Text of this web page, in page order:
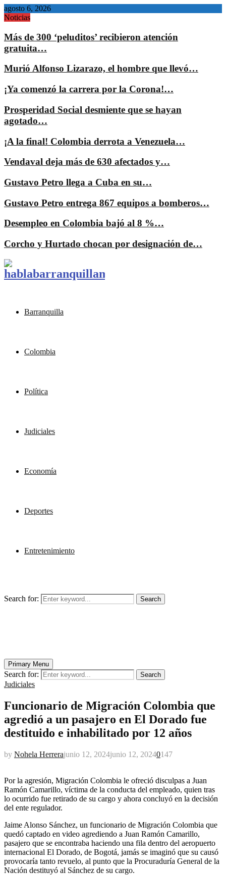
agosto 6, 2026
Noticias
Más de 300 ‘peluditos’ recibieron atención
gratuita…
Murió Alfonso Lizarazo, el hombre que llevó…
¡Ya comenzó la carrera por la Corona!…
Prosperidad Social desmiente que se hayan
agotado…
¡A la final! Colombia derrota a Venezuela…
Vendaval deja más de 630 afectados y…
Gustavo Petro llega a Cuba en su…
Gustavo Petro entrega 867 equipos a bomberos…
Desempleo en Colombia bajó al 8 %…
Corcho y Hurtado chocan por designación de…
Barranquilla
Colombia
Política
Judiciales
Economía
Deportes
Entretenimiento
Search for: Search
Primary Menu
Search for: Search
Judiciales
Funcionario de Migración Colombia que
agredió a un pasajero en El Dorado fue
destituido e inhabilitado por 12 años
by Nohela Herrerajunio 12, 2024junio 12, 20240147
Por la agresión, Migración Colombia le ofreció disculpas a Juan
Ramón Camarillo, víctima de la conducta del empleado, quien tras
lo ocurrido fue retirado de su cargo y ahora concluyó en la decisión
del ente regulador.
Jaime Alonso Sánchez, un funcionario de Migración Colombia que
quedó captado en video agrediendo a Juan Ramón Camarillo,
pasajero que se encontraba haciendo una fila dentro del aeropuerto
internacional El Dorado, de Bogotá, jamás se imaginó que su causó
provocaría tanto revuelo, al punto que la Procuraduría General de la
Nación destituyó al Sánchez de su cargo.